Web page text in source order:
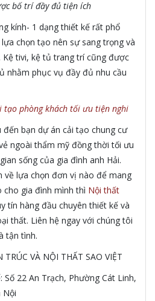
bố trí đầy đủ tiện ích
kính- 1 dạng thiết kế rất phổ
chọn tạo nên sự sang trọng và
tivi, kệ tủ trang trí cũng được
nhằm phục vụ đầy đủ nhu cầu
tạo phòng khách tối ưu tiện nghi
bạn dự án cải tạo chung cư
ngoài thẩm mỹ đồng thời tối ưu
sống của gia đình anh Hải.
về lựa chọn đơn vị nào để mang
gia đình mình thì Nội thất
tín hàng đầu chuyên thiết kế và
thất. Liên hệ ngay với chúng tôi
tận tình.
TRÚC VÀ NỘI THẤT SAO VIỆT
Số 22 An Trạch, Phường Cát Linh,
Nội